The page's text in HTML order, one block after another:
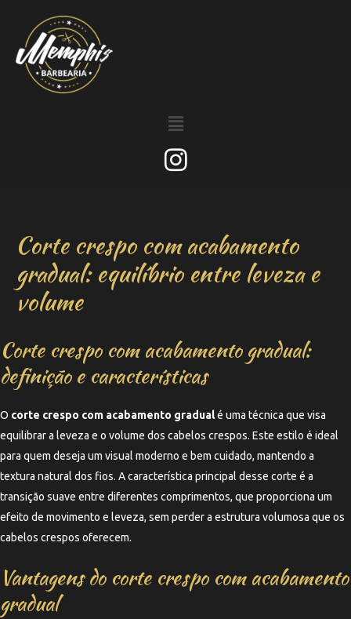
Corte crespo com acabamento
gradual: equilíbrio entre leveza e
volume
Corte crespo com acabamento gradual:
definição e características
O corte crespo com acabamento gradualé uma técnica que visa
equilibrar a leveza e o volume dos cabelos crespos. Este estilo é ideal
para quem deseja um visual moderno e bem cuidado, mantendo a
textura natural dos fios. A característica principal desse corte é a
transição suave entre diferentes comprimentos, que proporciona um
efeito de movimento e leveza, sem perder a estrutura volumosa que os
cabelos crespos oferecem.
Vantagens do corte crespo com acabamento
gradual